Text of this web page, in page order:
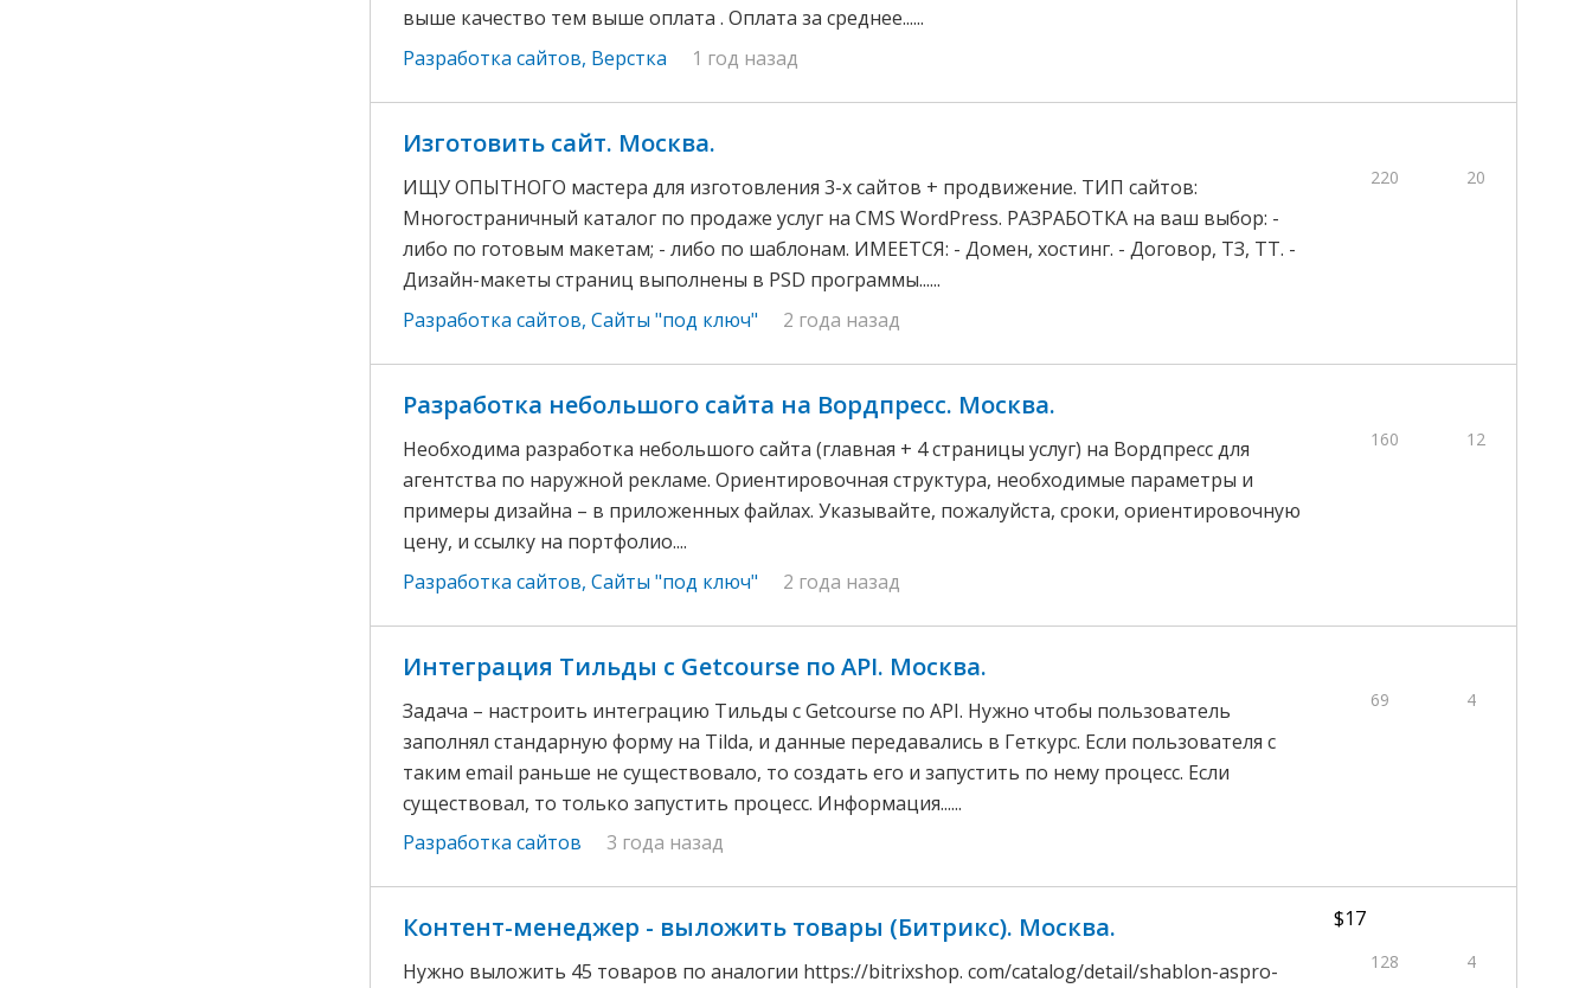
выше качество тем выше оплата . Оплата за среднее......
Разработка сайтов, Верстка 1 год назад
220 20
Изготовить сайт. Москва.
ИЩУ ОПЫТНОГО мастера для изготовления 3-х сайтов + продвижение. ТИП сайтов:
Многостраничный каталог по продаже услуг на CMS WordPress. РАЗРАБОТКА на ваш выбор: -
либо по готовым макетам; - либо по шаблонам. ИМЕЕТСЯ: - Домен, хостинг. - Договор, ТЗ, ТТ. -
Дизайн-макеты страниц выполнены в PSD программы......
Разработка сайтов, Сайты "под ключ" 2 года назад
160 12
Разработка небольшого сайта на Вордпресс. Москва.
Необходима разработка небольшого сайта (главная + 4 страницы услуг) на Вордпресс для
агентства по наружной рекламе. Ориентировочная структура, необходимые параметры и
примеры дизайна – в приложенных файлах. Указывайте, пожалуйста, сроки, ориентировочную
цену, и ссылку на портфолио....
Разработка сайтов, Сайты "под ключ" 2 года назад
69 4
Интеграция Тильды с Getcourse по API. Москва.
Задача – настроить интеграцию Тильды с Getcourse по API. Нужно чтобы пользователь
заполнял стандарную форму на Tilda, и данные передавались в Геткурс. Если пользователя с
таким email раньше не существовало, то создать его и запустить по нему процесс. Если
существовал, то только запустить процесс. Информация......
Разработка сайтов
3 года назад
$17
128 4
Контент-менеджер - выложить товары (Битрикс). Москва.
Нужно выложить 45 товаров по аналогии https://bitrixshop. com/catalog/detail/shablon-aspro-